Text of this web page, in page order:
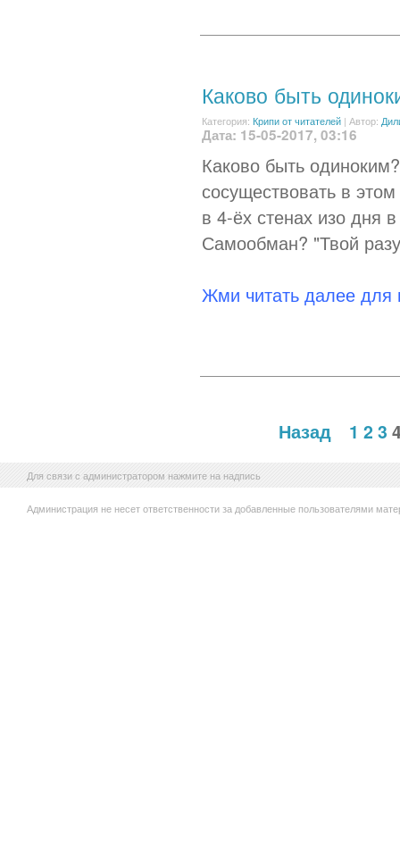
Каково быть
Категория: Крипи от читателей | Автор:
Дата: 15-05-2017, 03:16
Каково быть
сосуществовать в
в 4-ёх стенах изо дня
Самообман? "Твой
Жми читать далее для
Назад 1 2 3
Для связи с администратором нажмите на надпись
Администрация не несет ответственности за добавленные пользователями